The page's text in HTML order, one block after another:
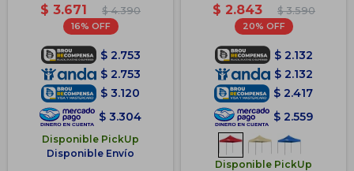
Azul
$ 3.671 $ 4.390
16
$ 2.753
$ 2.753
$ 3.120
$ 3.304
Disponible PickUp
Disponible Envío
- Rojo
$ 2.843 $ 3.590
20
$ 2.132
$ 2.132
$ 2.417
$ 2.559
Disponible PickUp